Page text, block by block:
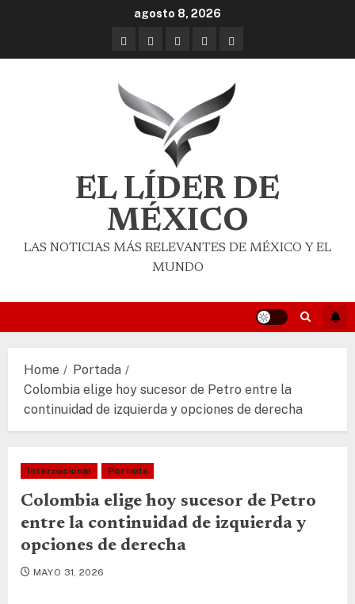
agosto 8, 2026
EL LÍDER DE
MÉXICO
LAS NOTICIAS MÁS RELEVANTES DE MÉXICO Y EL
MUNDO
Home
Portada
Colombia elige hoy sucesor de Petro entre la
continuidad de izquierda y opciones de derecha
Internacional Portada
Colombia elige hoy sucesor de Petro
entre la continuidad de izquierda y
opciones de derecha
MAYO 31, 2026